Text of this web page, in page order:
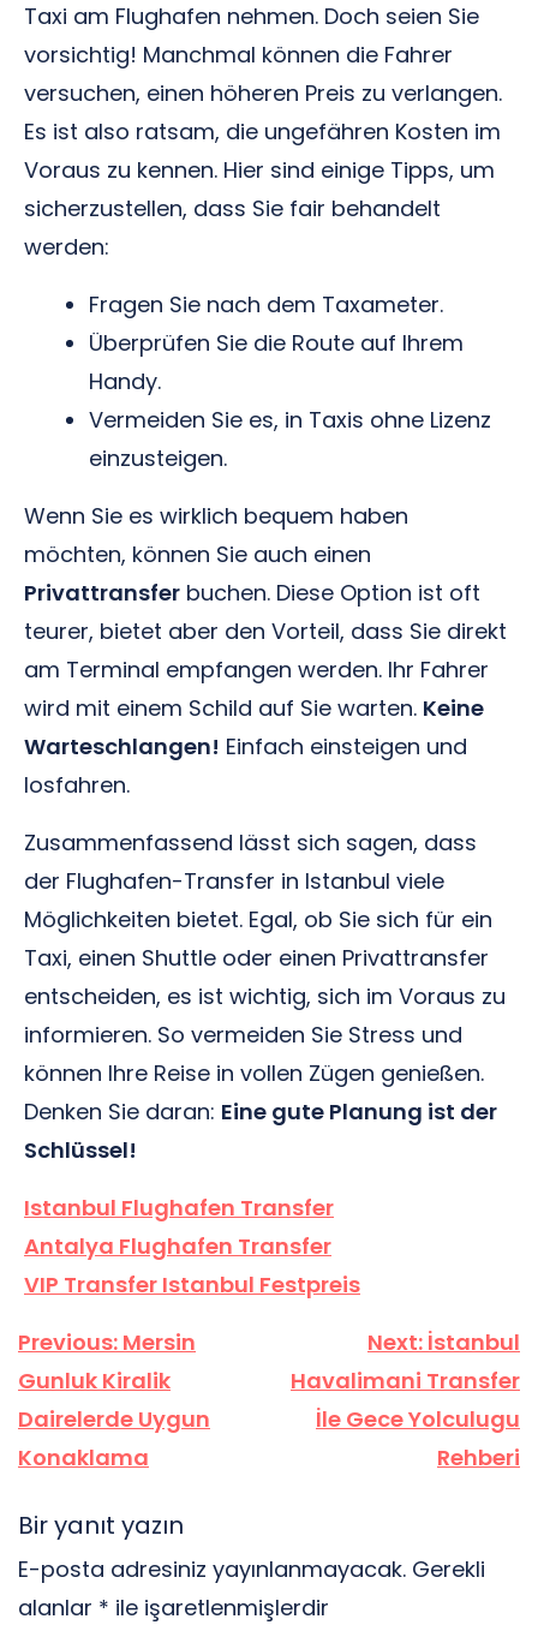
Taxi am Flughafen nehmen. Doch seien Sie
vorsichtig! Manchmal können die Fahrer
versuchen, einen höheren Preis zu verlangen.
Es ist also ratsam, die ungefähren Kosten im
Voraus zu kennen. Hier sind einige Tipps, um
sicherzustellen, dass Sie fair behandelt
werden:
Fragen Sie nach dem Taxameter.
Überprüfen Sie die Route auf Ihrem
Handy.
Vermeiden Sie es, in Taxis ohne Lizenz
einzusteigen.
Wenn Sie es wirklich bequem haben
möchten, können Sie auch einen
Privattransfer buchen. Diese Option ist oft
teurer, bietet aber den Vorteil, dass Sie direkt
am Terminal empfangen werden. Ihr Fahrer
wird mit einem Schild auf Sie warten. Keine
Warteschlangen! Einfach einsteigen und
losfahren.
Zusammenfassend lässt sich sagen, dass
der Flughafen-Transfer in Istanbul viele
Möglichkeiten bietet. Egal, ob Sie sich für ein
Taxi, einen Shuttle oder einen Privattransfer
entscheiden, es ist wichtig, sich im Voraus zu
informieren. So vermeiden Sie Stress und
können Ihre Reise in vollen Zügen genießen.
Denken Sie daran: Eine gute Planung ist der
Schlüssel!
Istanbul Flughafen Transfer
Antalya Flughafen Transfer
VIP Transfer Istanbul Festpreis
Yazı
gezinmesi
Previous: Mersin
Gunluk Kiralik
Dairelerde Uygun
Konaklama
Next: İstanbul
Havalimani Transfer
İle Gece Yolculugu
Rehberi
Bir yanıt yazın
E-posta adresiniz yayınlanmayacak. Gerekli
alanlar * ile işaretlenmişlerdir